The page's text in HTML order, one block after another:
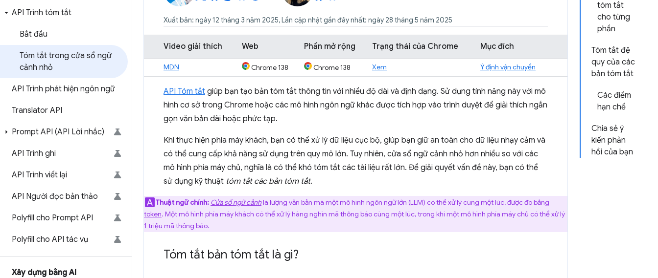
API Trình tóm tắt
Bắt đầu
Tóm tắt trong cửa sổ ngữ
cảnh nhỏ
API Trình phát hiện ngôn ngữ
Translator API
Prompt API (API Lời nhắc)
API Trình ghi
API Trình viết lại
API Người đọc bản thảo
Polyfill cho Prompt API
Polyfill cho API tác vụ
Xây dựng bằng AI
tóm tắt
cho từng
phần
Tóm tắt đệ
quy của các
bản tóm tắt
Các điểm
hạn chế
Chia sẻ ý
kiến phản
hồi của bạn
Xuất bản: ngày 12 tháng 3 năm 2025, Lần cập nhật gần đây nhất: ngày 28 tháng 5 năm 2025
Video giải thích Web Phần mở rộng Trạng thái của Chrome Mục đích
MDN Chrome 138 Chrome 138 Xem Ý định vận chuyển
API Tóm tắt giúp bạn tạo bản tóm tắt thông tin với nhiều độ dài và định dạng. Sử dụng tính năng này với mô
hình cơ sở trong Chrome hoặc các mô hình ngôn ngữ khác được tích hợp vào trình duyệt để giải thích ngắn
gọn văn bản dài hoặc phức tạp.
Khi thực hiện phía máy khách, bạn có thể xử lý dữ liệu cục bộ, giúp bạn giữ an toàn cho dữ liệu nhạy cảm và
có thể cung cấp khả năng sử dụng trên quy mô lớn. Tuy nhiên, cửa sổ ngữ cảnh nhỏ hơn nhiều so với các
mô hình phía máy chủ, nghĩa là có thể khó tóm tắt các tài liệu rất lớn. Để giải quyết vấn đề này, bạn có thể
sử dụng kỹ thuật tóm tắt các bản tóm tắt.
Thuật ngữ chính: Cửa sổ ngữ cảnhlà lượng văn bản mà một mô hình ngôn ngữ lớn (LLM) có thể xử lý cùng một lúc, được đo bằng
token. Một mô hình phía máy khách có thể xử lý hàng nghìn mã thông báo cùng một lúc, trong khi một mô hình phía máy chủ có thể xử lý
1 triệu mã thông báo.
Tóm tắt bản tóm tắt là gì?